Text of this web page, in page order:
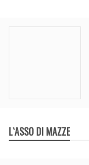
L`ASSO DI MAZZE